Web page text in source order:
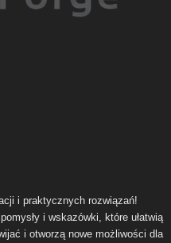
i praktycznych rozwiązań!
i wskazówki, które ułatwią
i otworzą nowe możliwości dla